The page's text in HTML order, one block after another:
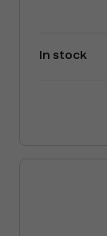
In stock